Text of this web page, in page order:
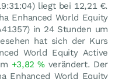
liegt bei 12,21 €.
Enhanced World Equity
in 24 Stunden um
hat sich der Kurs
World Equity Active
+3,82% verändert. Der
Enhanced World Equity